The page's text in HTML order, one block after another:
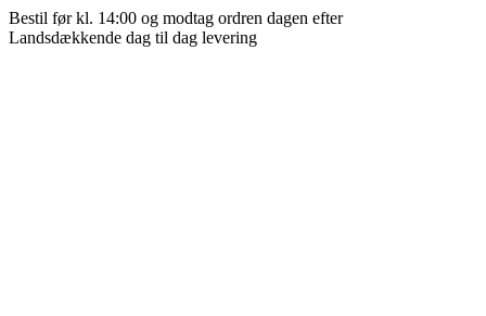
Videre
til
Bestil før kl. 14:00 og modtag ordren dagen efter
Landsdækkende dag til dag levering